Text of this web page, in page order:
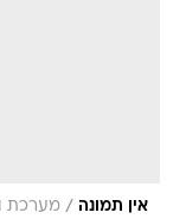
אין תמונה / מערכת